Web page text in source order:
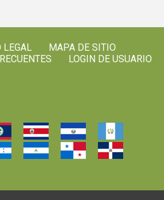
LEGAL
MAPA DE SITIO
LOGIN DE USUARIO